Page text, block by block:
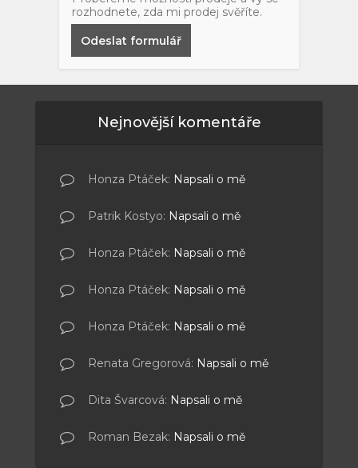
rozhodnete, zda mi prodej svěříte.
Odeslat formulář
Nejnovější komentáře
Honza Ptáček: Napsali o mě
Patrik Kostyo: Napsali o mě
Honza Ptáček: Napsali o mě
Honza Ptáček: Napsali o mě
Honza Ptáček: Napsali o mě
Renata Gregorová: Napsali o mě
Dita Švarcová: Napsali o mě
Roman Bezak: Napsali o mě